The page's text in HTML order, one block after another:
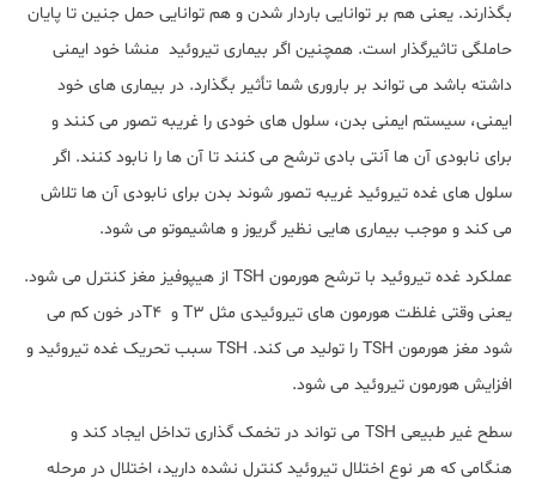
بگذارند. یعنی هم بر توانایی باردار شدن و هم توانایی حمل جنین تا پایان
حاملگی تاثیرگذار است. همچنین اگر بیماری تیروئید منشا خود ایمنی
داشته باشد می تواند بر باروری شما تأثیر بگذارد. در بیماری های خود
ایمنی، سیستم ایمنی بدن، سلول های خودی را غریبه تصور می کنند و
برای نابودی آن ها آنتی بادی ترشح می کنند تا آن ها را نابود کنند. اگر
سلول های غده تیروئید غریبه تصور شوند بدن برای نابودی آن ها تلاش
می کند و موجب بیماری هایی نظیر گریوز و هاشیموتو می شود.
عملکرد غده تیروئید با ترشح هورمون TSH از هیپوفیز مغز کنترل می شود.
یعنی وقتی غلظت هورمون های تیروئیدی مثل T3 و T4در خون کم می
شود مغز هورمون TSH را تولید می کند. TSH سبب تحریک غده تیروئید و
افزایش هورمون تیروئید می شود.
سطح غیر طبیعی TSH می تواند در تخمک گذاری تداخل ایجاد کند و
هنگامی که هر نوع اختلال تیروئید کنترل نشده دارید، اختلال در مرحله